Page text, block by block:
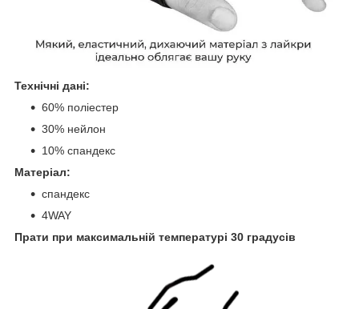
Технічні дані:
60% поліестер
30% нейлон
10% спандекс
Матеріал:
спандекс
4WAY
Прати при максимальній температурі 30 градусів